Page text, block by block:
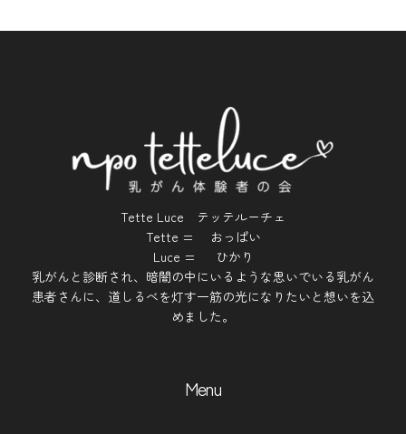
Tette Luce テッテルーチェ
Tette = おっぱい
Luce = ひかり
乳がんと診断され、暗闇の中にいるような思いでいる乳がん
患者さんに、道しるべを灯す一筋の光になりたいと想いを込
めました。
Menu